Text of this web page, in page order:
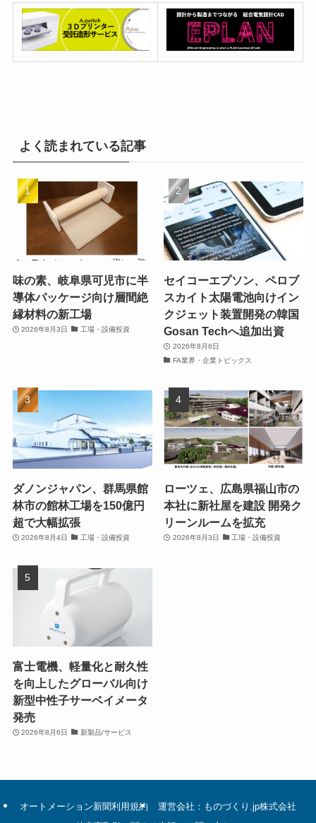
よく読まれている記事
味の素、岐阜県可児市に半
導体パッケージ向け層間絶
縁材料の新工場
2026年8月3日 工場・設備投資
セイコーエプソン、ペロブ
スカイト太陽電池向けイン
クジェット装置開発の韓国
Gosan Techへ追加出資
2026年8月6日
FA業界・企業トピックス
ダノンジャパン、群馬県館
林市の館林工場を150億円
超で大幅拡張
2026年8月4日 工場・設備投資
ローツェ、広島県福山市の
本社に新社屋を建設 開発ク
リーンルームを拡充
2026年8月3日 工場・設備投資
富士電機、軽量化と耐久性
を向上したグローバル向け
新型中性子サーベイメータ
発売
2026年8月6日 新製品/サービス
オートメーション新聞利用規約
運営会社：ものづくり.jp株式会社